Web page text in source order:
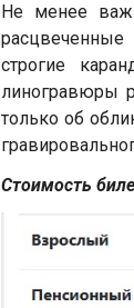
Не менее
строгие
линогравюры
только об
Стоимость